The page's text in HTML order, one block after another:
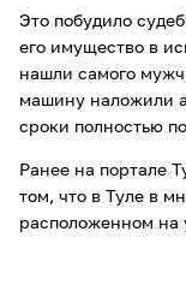
Это побудило
его имущество в
нашли самого
машину наложили
сроки полностью
Ранее на портале
том, что в Туле в
расположенном